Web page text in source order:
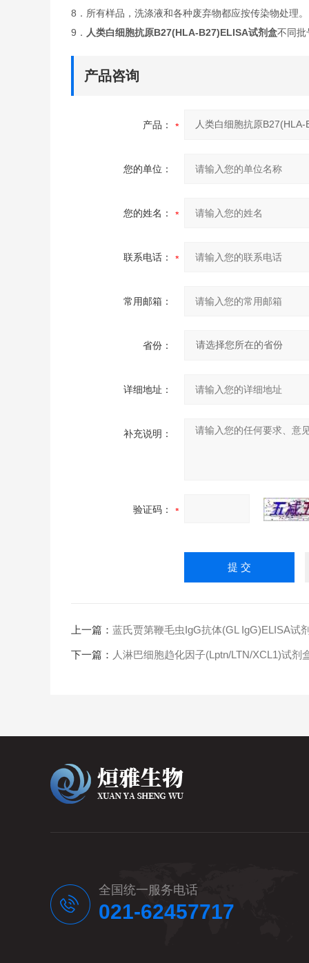
8．所有样品，洗涤液和各种废弃物都应按传染物处理。
9． 人类白细胞抗原B27(HLA-B27)ELISA试剂盒不同批
产品咨询
产品：
您的单位：
您的姓名：
联系电话：
常用邮箱：
省份：
详细地址：
补充说明：
验证码：
上一篇： 蓝氏贾第鞭毛虫IgG抗体(GL IgG)ELISA试
下一篇： 人淋巴细胞趋化因子(Lptn/LTN/XCL1)试剂
全国统一服务电话
021-62457717